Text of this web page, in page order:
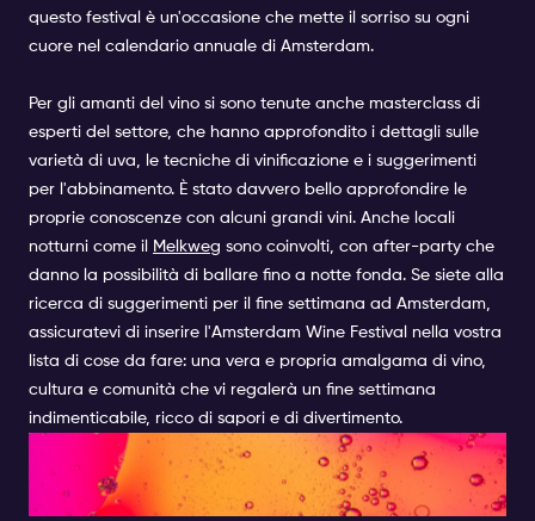
questo festival è un'occasione che mette il sorriso su ogni
cuore nel calendario annuale di Amsterdam.
Per gli amanti del vino si sono tenute anche masterclass di
esperti del settore, che hanno approfondito i dettagli sulle
varietà di uva, le tecniche di vinificazione e i suggerimenti
per l'abbinamento. È stato davvero bello approfondire le
proprie conoscenze con alcuni grandi vini. Anche locali
notturni come il
Melkweg sono coinvolti, con after-party che
danno la possibilità di ballare fino a notte fonda. Se siete alla
ricerca di suggerimenti per il fine settimana ad Amsterdam,
assicuratevi di inserire l'Amsterdam Wine Festival nella vostra
lista di cose da fare: una vera e propria amalgama di vino,
cultura e comunità che vi regalerà un fine settimana
indimenticabile, ricco di sapori e di divertimento.
ALTRE ESPERIENZE SPECIALI
AD AMSTERDAM